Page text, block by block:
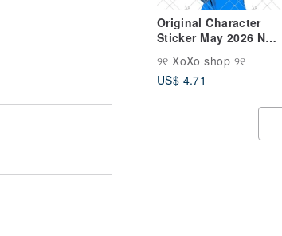
Original Character
Sticker May 2026 New
୨୧ XoXo shop ୨୧
US$ 4.71